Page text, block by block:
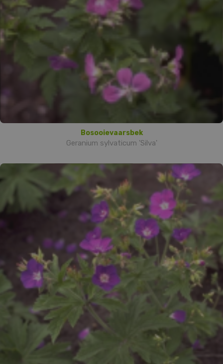
Bosooievaarsbek
Geranium sylvaticum 'Silva'